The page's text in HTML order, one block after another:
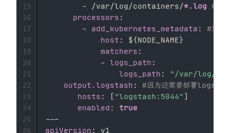
- /var/log/containers/*.log #这
processors :
-
add_kubernetes_metadata :
#添加
host : ${NODE_NAME}
matchers :
- logs_path :
logs_path :
"/var/log/
output.logstash :
#因为还需要部署
hosts : [ "logstash:5044" ]
enabled :
true
---
apiVersion :
15
16
17
18
19
20
21
22
23
24
25
26